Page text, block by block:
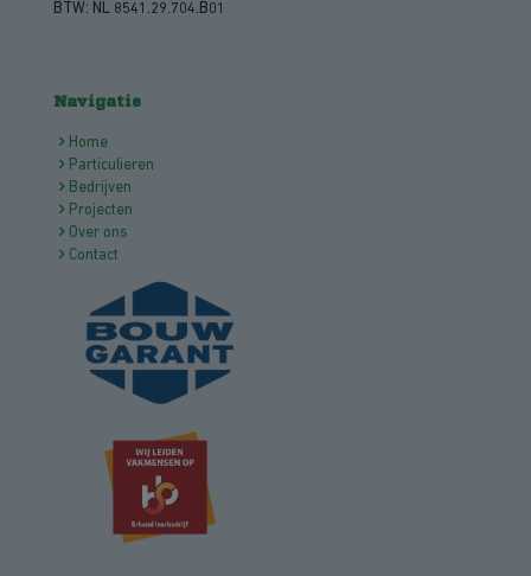
BTW: NL 8541.29.704.B01
Navigatie
Home
Particulieren
Bedrijven
Projecten
Over ons
Contact